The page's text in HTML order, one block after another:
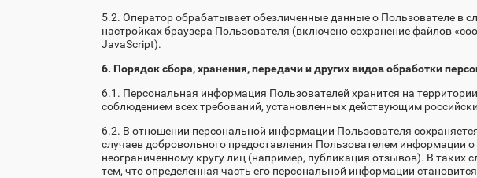
5.2. Оператор обрабатывает обезличенные данные о Пользователе в
настройках браузера Пользователя (включено сохранение файлов
JavaScript).
6. Порядок сбора, хранения, передачи и других видов обработки
6.1. Персональная информация Пользователей хранится на
соблюдением всех требований, установленных действующим
6.2. В отношении персональной информации Пользователя
случаев добровольного предоставления Пользователем информации о
неограниченному кругу лиц (например, публикация отзывов). В таких
тем, что определенная часть его персональной информации